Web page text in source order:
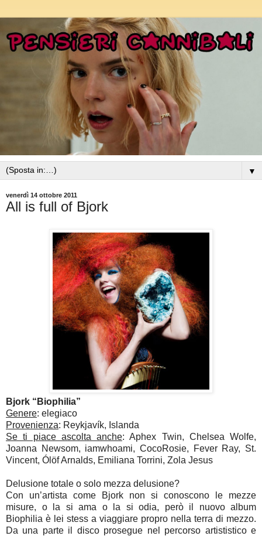
▼
venerdì 14 ottobre 2011
All is full of Bjork
Bjork “Biophilia”
Genere: elegiaco
Provenienza: Reykjavík, Islanda
Se ti piace ascolta anche: Aphex Twin, Chelsea Wolfe,
Joanna Newsom, iamwhoami, CocoRosie, Fever Ray, St.
Vincent, Ólöf Arnalds, Emiliana Torrini, Zola Jesus
Delusione totale o solo mezza delusione?
Con un’artista come Bjork non si conoscono le mezze
misure, o la si ama o la si odia, però il nuovo album
Biophilia è lei stess a viaggiare propro nella terra di mezzo.
Da una parte il disco prosegue nel percorso artististico e